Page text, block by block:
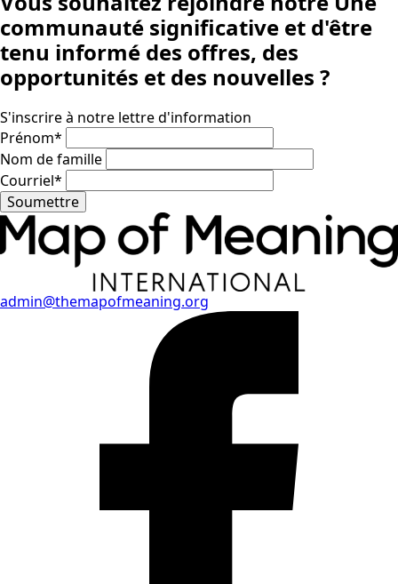
communauté significative et d'être
tenu informé des offres, des
opportunités et des nouvelles ?
S'inscrire à notre lettre d'information
Prénom*
Nom de famille
Courriel*
Soumettre
admin@themapofmeaning.org